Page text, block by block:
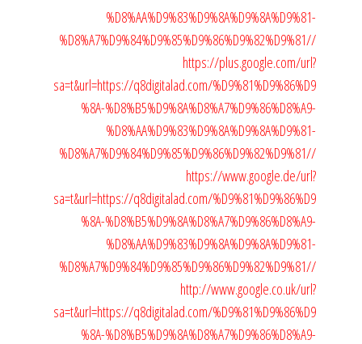
%D8%AA%D9%83%D9%8A%D9%8A%D9%81-
%D8%A7%D9%84%D9%85%D9%86%D9%82%D9%81//
https://plus.google.com/url?
sa=t&url=https://q8digitalad.com/%D9%81%D9%86%D9
%8A-%D8%B5%D9%8A%D8%A7%D9%86%D8%A9-
%D8%AA%D9%83%D9%8A%D9%8A%D9%81-
%D8%A7%D9%84%D9%85%D9%86%D9%82%D9%81//
https://www.google.de/url?
sa=t&url=https://q8digitalad.com/%D9%81%D9%86%D9
%8A-%D8%B5%D9%8A%D8%A7%D9%86%D8%A9-
%D8%AA%D9%83%D9%8A%D9%8A%D9%81-
%D8%A7%D9%84%D9%85%D9%86%D9%82%D9%81//
http://www.google.co.uk/url?
sa=t&url=https://q8digitalad.com/%D9%81%D9%86%D9
%8A-%D8%B5%D9%8A%D8%A7%D9%86%D8%A9-